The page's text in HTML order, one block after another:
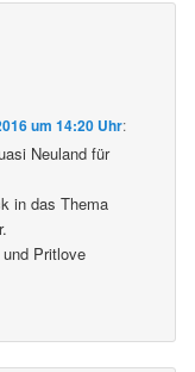
um 14:20 Uhr:
Neuland für
in das Thema
Pritlove